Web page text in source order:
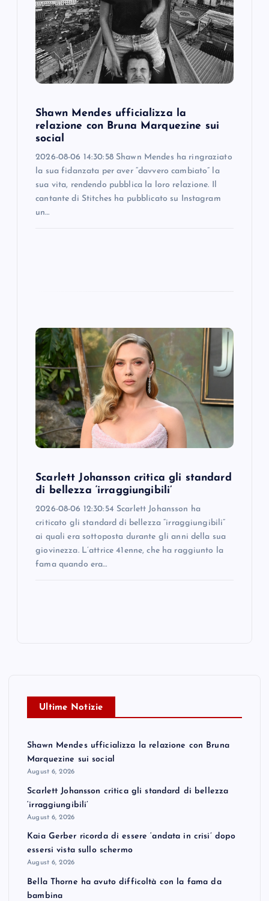
Shawn Mendes ufficializza la
relazione con Bruna Marquezine sui
social
2026-08-06 14:30:58 Shawn Mendes ha ringraziato
la sua fidanzata per aver “davvero cambiato” la
sua vita, rendendo pubblica la loro relazione. Il
cantante di Stitches ha pubblicato su Instagram
un…
Scarlett Johansson critica gli standard
di bellezza ‘irraggiungibili’
2026-08-06 12:30:54 Scarlett Johansson ha
criticato gli standard di bellezza “irraggiungibili”
ai quali era sottoposta durante gli anni della sua
giovinezza. L’attrice 41enne, che ha raggiunto la
fama quando era…
Ultime Notizie
Shawn Mendes ufficializza la relazione con Bruna
Marquezine sui social
August 6, 2026
Scarlett Johansson critica gli standard di bellezza
‘irraggiungibili’
August 6, 2026
Kaia Gerber ricorda di essere ‘andata in crisi’ dopo
essersi vista sullo schermo
August 6, 2026
Bella Thorne ha avuto difficoltà con la fama da
bambina